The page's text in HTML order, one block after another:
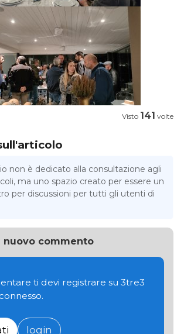
Visto 141 volte
non è dedicato alla consultazione agli
ma uno spazio creato per essere un
per discussioni per tutti gli utenti di
nuovo commento
ti devi registrare su 3tre3
login